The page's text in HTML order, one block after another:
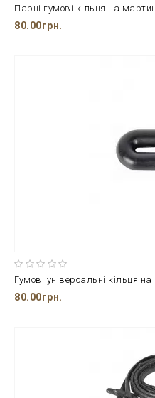
Парні гумові кільця на
80.00грн.
Гумові універсальні кільця
80.00грн.